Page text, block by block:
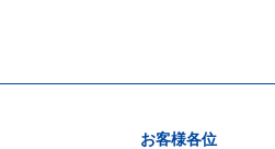
お客様各位